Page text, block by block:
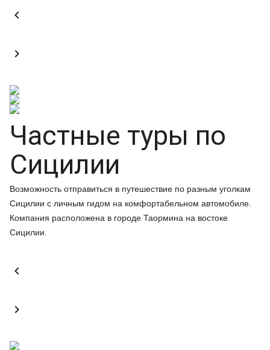


Частные туры по
Сицилии
Возможность отправиться в путешествие по разным уголкам
Сицилии с личным гидом на комфортабельном автомобиле.
Компания расположена в городе Таормина на востоке
Сицилии.

